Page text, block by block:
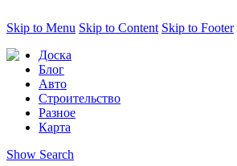
Skip to Menu Skip to Content Skip to Footer
Доска
Блог
Авто
Строительство
Разное
Карта
Show Search